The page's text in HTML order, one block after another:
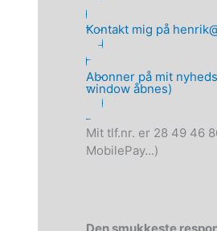
Kontakt mig på
Abonner på mit
window åbnes)
Mit tlf.nr. er 28 49 46
MobilePay...)